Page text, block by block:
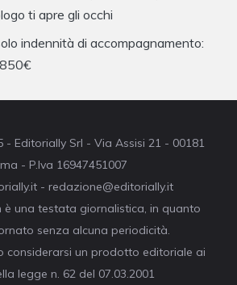
ti apre gli occhi
indennità di accompagnamento:
Editorially Srl - Via Assisi 21 - 00181
- P.Iva 16947451007
- redazione@editorially.it
è una testata giornalistica, in quanto
senza alcuna periodicità.
considerarsi un prodotto editoriale ai
legge n. 62 del 07.03.2001